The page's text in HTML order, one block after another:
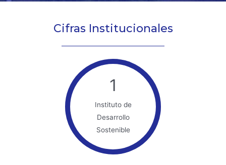
Cifras Institucionales
1
Instituto de
Desarrollo
Sostenible